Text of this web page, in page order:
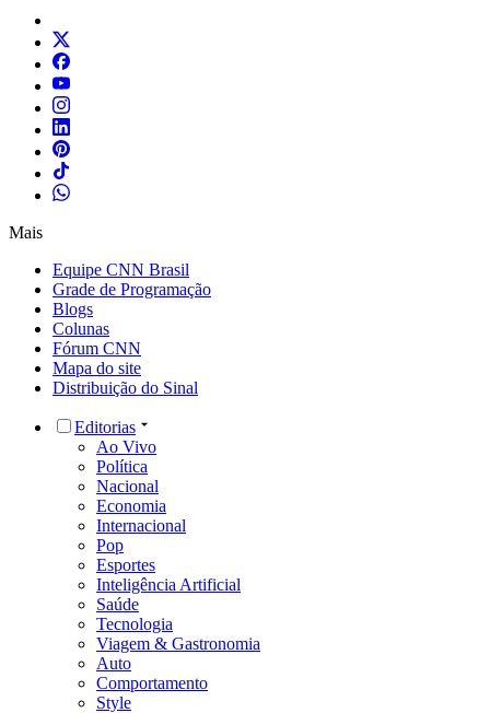
Mais
Equipe CNN Brasil
Grade de Programação
Blogs
Colunas
Fórum CNN
Mapa do site
Distribuição do Sinal
Editorias
Ao Vivo
Política
Nacional
Economia
Internacional
Pop
Esportes
Inteligência Artificial
Saúde
Tecnologia
Viagem & Gastronomia
Auto
Comportamento
Style